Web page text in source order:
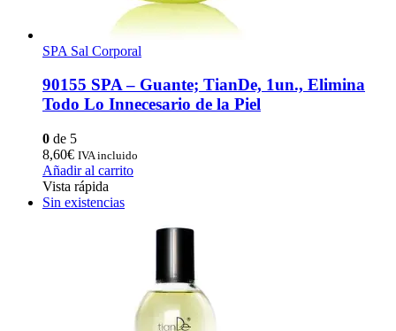
SPA Sal Corporal
90155 SPA – Guante; TianDe, 1un., Elimina
Todo Lo Innecesario de la Piel
0 de 5
8,60€ IVA incluido
Añadir al carrito
Vista rápida
Sin existencias